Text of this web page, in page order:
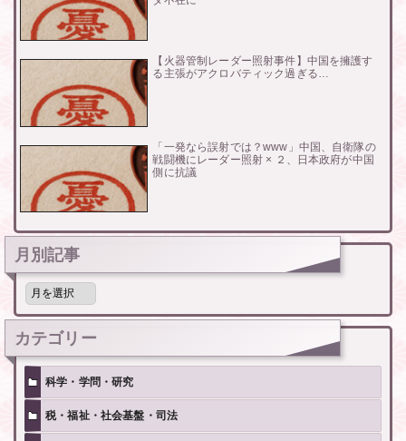
【火器管制レーダー照射事件】中国を擁護す
る主張がアクロバティック過ぎる…
「一発なら誤射では？www」中国、自衛隊の
戦闘機にレーダー照射 × ２、日本政府が中国
側に抗議
月別記事
月
記
事
カテゴリー
科学・学問・研究
税・福祉・社会基盤・司法